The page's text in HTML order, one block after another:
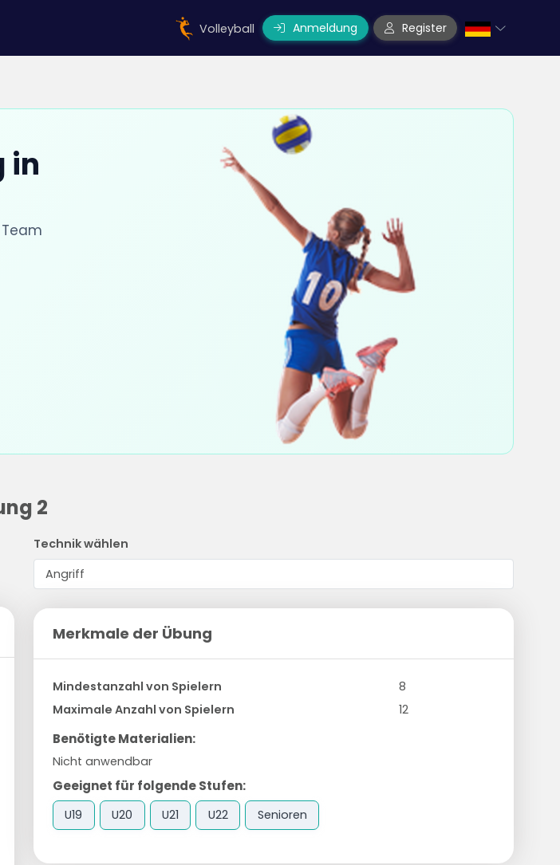
Volleyball Anmeldung Register
in
2
Technik wählen
Merkmale der Übung
Mindestanzahl von Spielern
8
Maximale Anzahl von Spielern
12
Benötigte Materialien:
Nicht anwendbar
Geeignet für folgende Stufen:
U19 U20 U21 U22 Senioren